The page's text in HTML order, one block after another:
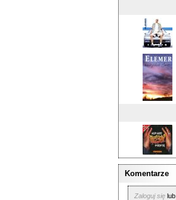
Komentarze
Zaloguj się lub